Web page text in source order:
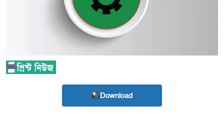
Download